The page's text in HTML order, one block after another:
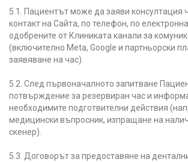
5.1. Пациентът може да заяви консултация
контакт на Сайта, по телефон, по
одобрените от Клиниката канали за
(включително Meta, Google и партньорски
заявяване на час).
5.2. След първоначалното запитване
потвърждение за резервиран час и
необходимите подготвителни действия
медицински въпросник, изпращане на
скенер).
5.3. Договорът за предоставяне на